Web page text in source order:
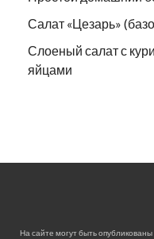
Салат «Цезарь»
Слоеный салат с
яйцами
На сайте могут быть